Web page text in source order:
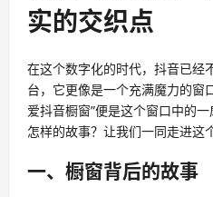
实的交织点
在这个数字化的时代，抖音已经
台，它更像是一个充满魔力的窗
爱抖音橱窗”便是这个窗口中的
怎样的故事？让我们一同走进这
一、橱窗背后的故事